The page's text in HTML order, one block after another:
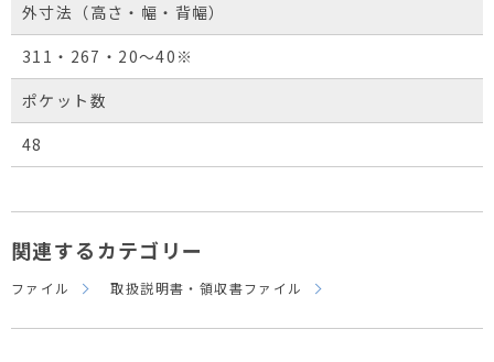
外寸法（高さ・幅・背幅）
311・267・20～40※
ポケット数
48
関連するカテゴリー
ファイル 取扱説明書・領収書ファイル